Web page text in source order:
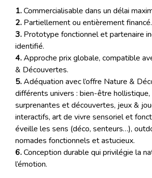
1.Commercialisable dans un délai
2.Partiellement ou entièrement financé.
3.Prototype fonctionnel et partenaire
identifié.
4.Approche prix globale, compatible
& Découvertes.
5.Adéquation avec l’offre Nature &
différents univers : bien-être hollistique,
surprenantes et découvertes, jeux &
interactifs, art de vivre sensoriel et
éveille les sens (déco, senteurs…),
nomades fonctionnels et astucieux.
6.Conception durable qui privilégie la
l’émotion.